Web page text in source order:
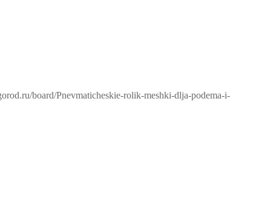
board/Pnevmaticheskie-rolik-meshki-dlja-podema-i-